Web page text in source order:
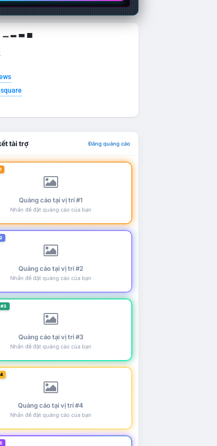
▁ ▂ ▃ ▄
tài trợ Đăng quảng cáo
Quảng cáo tại vị trí #1
Nhấn để đặt quảng cáo của bạn
Quảng cáo tại vị trí #2
Nhấn để đặt quảng cáo của bạn
Quảng cáo tại vị trí #3
Nhấn để đặt quảng cáo của bạn
Quảng cáo tại vị trí #4
Nhấn để đặt quảng cáo của bạn